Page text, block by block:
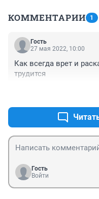
КОММЕНТАРИИ 1
Гость
27 мая 2022, 10:00
Как всегда врет и
трудится
Гость
Войти